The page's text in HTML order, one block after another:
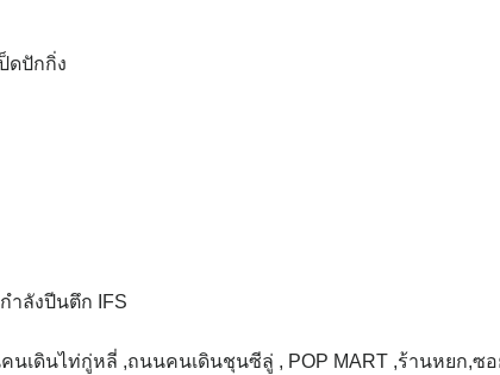
ดปักกิ่ง
ลังปีนตึก IFS
นเดินไท่กู่หลี่ ,ถนนคนเดินชุนซีลู่ , POP MART ,ร้านหยก,ซ